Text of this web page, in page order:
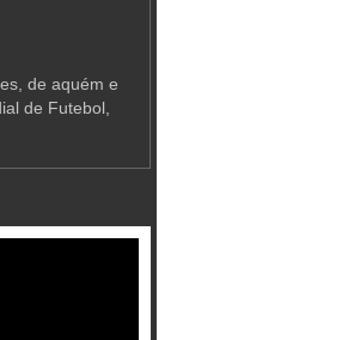
de aquém e
de Futebol,